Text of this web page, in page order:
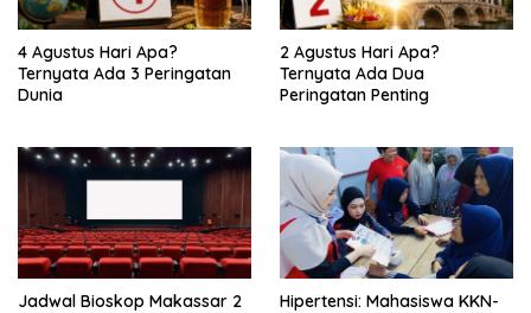
4 Agustus Hari Apa?
Ternyata Ada 3 Peringatan
Dunia
2 Agustus Hari Apa?
Ternyata Ada Dua
Peringatan Penting
Jadwal Bioskop Makassar 2
Hipertensi: Mahasiswa KKN-